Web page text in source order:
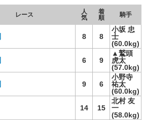
レース
人
気
着
順
騎手
8 8
小坂 忠
士
(60.0kg)
6 9
▲鷲頭
虎太
(57.0kg)
9 6
小野寺
祐太
(60.0kg)
14 15
北村 友
一
(58.0kg)